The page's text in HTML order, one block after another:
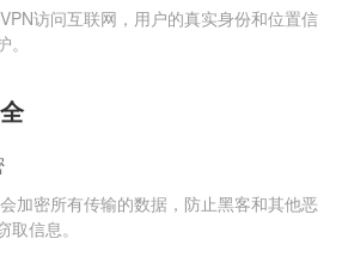
访问互联网，用户的真实身份和位置信
加密所有传输的数据，防止黑客和其他恶
取信息。